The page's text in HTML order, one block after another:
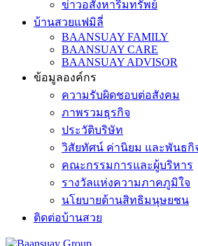
ข่าวอสังหาริมทรัพย์
บ้านสวยแฟมิลี่
BAANSUAY FAMILY
BAANSUAY CARE
BAANSUAY ADVISOR
ข้อมูลองค์กร
ความรับผิดชอบต่อสังคม
ภาพรวมธุรกิจ
ประวัติบริษัท
วิสัยทัศน์ ค่านิยม และพันธกิ
คณะกรรมการและผู้บริหาร
รางวัลแห่งความภาคภูมิใจ
นโยบายด้านสิทธิมนุษยชน
ติดต่อบ้านสวย